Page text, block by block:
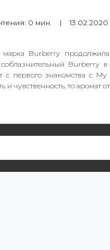
0 мин. | 13.02.2020
марка Burberry
Burberry
с первого знакомства с
и чувственность, то